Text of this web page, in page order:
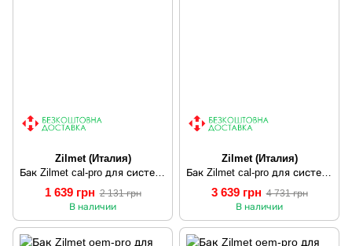
Zilmet (Италия)
Бак Zilmet cal-pro для систем отопления 12л 4bar кругл.
1 639 грн 2 131 грн
В наличии
Zilmet (Италия)
Бак Zilmet cal-pro для систем отопления 35л 4bar
3 639 грн 4 731 грн
В наличии